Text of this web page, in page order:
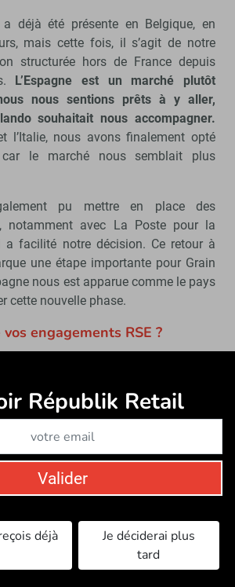
déjà été présente en Belgique, en
mais cette fois, il s’agit de notre
structurée hors de France depuis
L’Espagne est un marché plutôt
nous sentions prêts à y aller,
souhaitait nous accompagner.
l’Italie, nous avons finalement opté
car le marché nous semblait plus
pu mettre en place des
notamment avec La Poste pour la
a facilité notre décision. Ce retour à
une étape importante pour Grain
nous est apparue comme le pays
cette nouvelle phase.
engagements RSE ?
nos actions en faveur de la
des progrès sur les éco-modulations
financière favorisant les produits
pénalisant ceux ayant un impact
négatif). Cela passe par une
du design, du modélisme, de la
des matières. Ces efforts nous
des produits mieux conçus,
à nos standards de qualité et à nos
Républik Retail
Valider
déjà
Je déciderai plus
tard